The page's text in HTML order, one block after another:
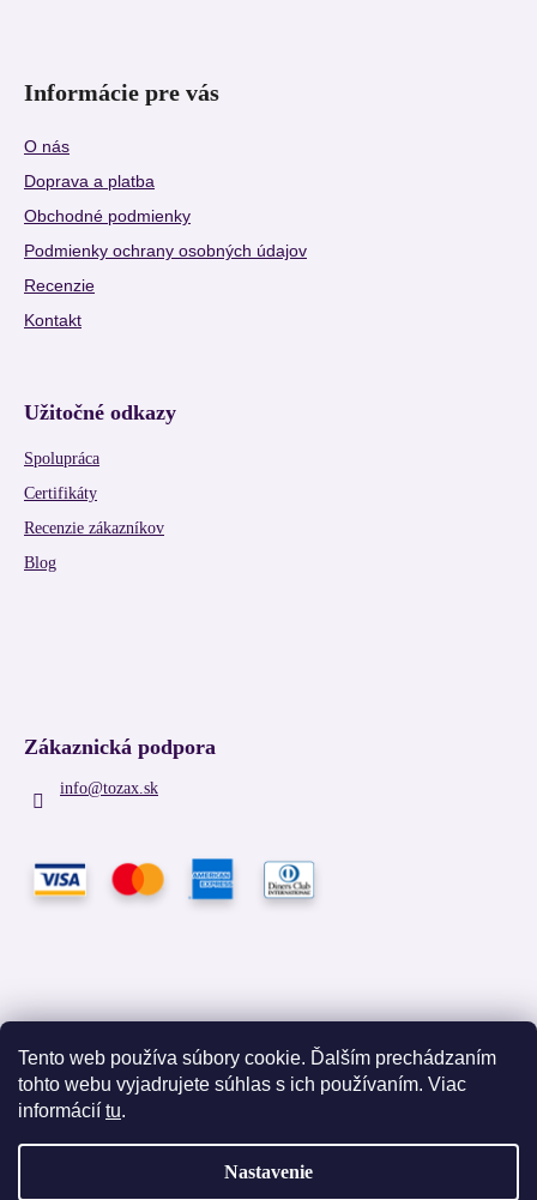
Tento web používa súbory cookie. Ďalším prechádzaním
tohto webu vyjadrujete súhlas s ich používaním. Viac
informácií tu.
Nastavenie
Informácie pre vás
O nás
Doprava a platba
Obchodné podmienky
Podmienky ochrany osobných údajov
Recenzie
Kontakt
Užitočné odkazy
Spolupráca
Certifikáty
Recenzie zákazníkov
Blog
Zákaznická podpora
info@tozax.sk
Facebook